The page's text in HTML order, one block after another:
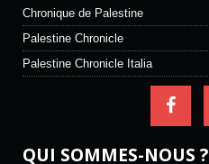
Chronique de Palestine
Palestine Chronicle
Palestine Chronicle Italia
QUI SOMMES-NOUS ?